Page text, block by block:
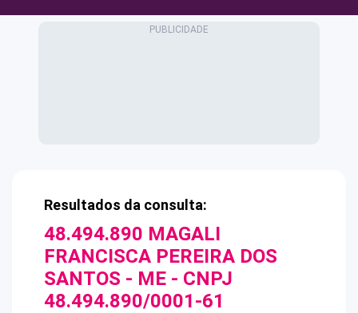
Resultados da consulta:
48.494.890 MAGALI
FRANCISCA PEREIRA DOS
SANTOS - ME - CNPJ
48.494.890/0001-61